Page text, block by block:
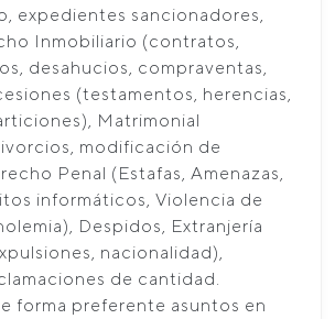
expedientes sancionadores,
Inmobiliario (contratos,
desahucios, compraventas,
(testamentos, herencias,
Matrimonial
modificación de
Penal (Estafas, Amenazas,
informáticos, Violencia de
Despidos, Extranjería
nacionalidad),
de cantidad.
forma preferente asuntos en